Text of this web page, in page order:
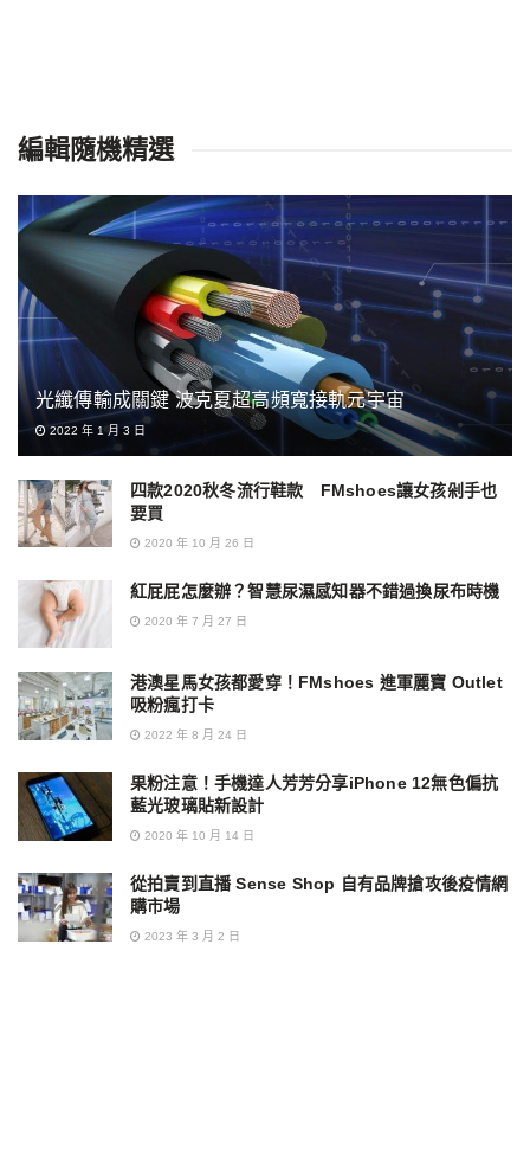
編輯隨機精選
光纖傳輸成關鍵 波克夏超高頻寬接軌元宇宙
2022 年 1 月 3 日
四款2020秋冬流行鞋款 FMshoes讓女孩剁手也
要買
2020 年 10 月 26 日
紅屁屁怎麼辦？智慧尿濕感知器不錯過換尿布時機
2020 年 7 月 27 日
港澳星馬女孩都愛穿！FMshoes 進軍麗寶 Outlet
吸粉瘋打卡
2022 年 8 月 24 日
果粉注意！手機達人芳芳分享iPhone 12無色偏抗
藍光玻璃貼新設計
2020 年 10 月 14 日
從拍賣到直播 Sense Shop 自有品牌搶攻後疫情網
購市場
2023 年 3 月 2 日